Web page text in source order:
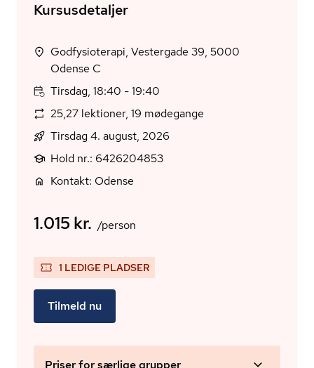
Kursusdetaljer
Godfysioterapi, Vestergade 39, 5000
Odense C
Tirsdag, 18:40 - 19:40
25,27 lektioner, 19 mødegange
Tirsdag 4. august, 2026
Hold nr.: 6426204853
Kontakt: Odense
1.015 kr. /person
1 LEDIGE PLADSER
Tilmeld nu
Priser for særlige grupper